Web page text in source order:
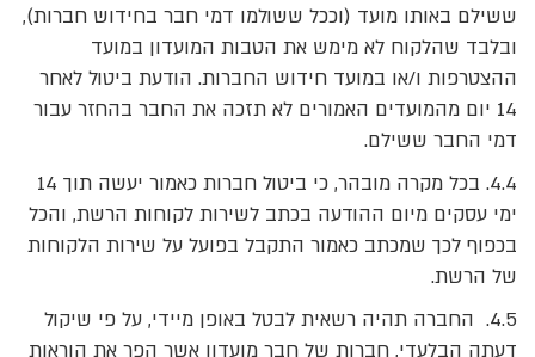
ששילם באותו מועד (וככל ששולמו דמי חבר בחידוש חברות),
ובלבד שהלקוח לא מימש את הטבות המועדון במועד
ההצטרפות ו/או במועד חידוש החברות. הודעת ביטול לאחר
14 יום מהמועדים האמורים לא תזכה את החבר בהחזר עבור
דמי החבר ששילם.
4.4. בכל מקרה מובהר, כי ביטול חברות כאמור יעשה תוך 14
ימי עסקים מיום ההודעה בכתב לשירות לקוחות הרשת, והכל
בכפוף לכך שמכתב כאמור התקבל בפועל על שירות הלקוחות
של הרשת.
4.5. החברה תהיה רשאית לבטל באופן מיידי, על פי שיקול
דעתה הבלעדי, חברות של חבר מועדון אשר הפר את הוראות